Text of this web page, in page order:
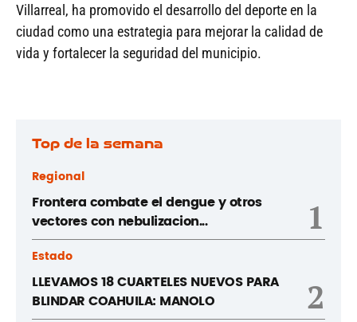
Villarreal, ha promovido el desarrollo del deporte en la
ciudad como una estrategia para mejorar la calidad de
vida y fortalecer la seguridad del municipio.
Top de la semana
Regional
Frontera combate el dengue y otros
vectores con nebulizacion...
1
Estado
LLEVAMOS 18 CUARTELES NUEVOS PARA
BLINDAR COAHUILA: MANOLO
2